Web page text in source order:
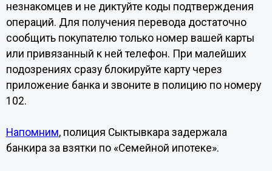
незнакомцев и не диктуйте коды подтверждения
операций. Для получения перевода достаточно
сообщить покупателю только номер вашей карты
или привязанный к ней телефон. При малейших
подозрениях сразу блокируйте карту через
приложение банка и звоните в полицию по номеру
102.
Напомним, полиция Сыктывкара задержала
банкира за взятки по «Семейной ипотеке».